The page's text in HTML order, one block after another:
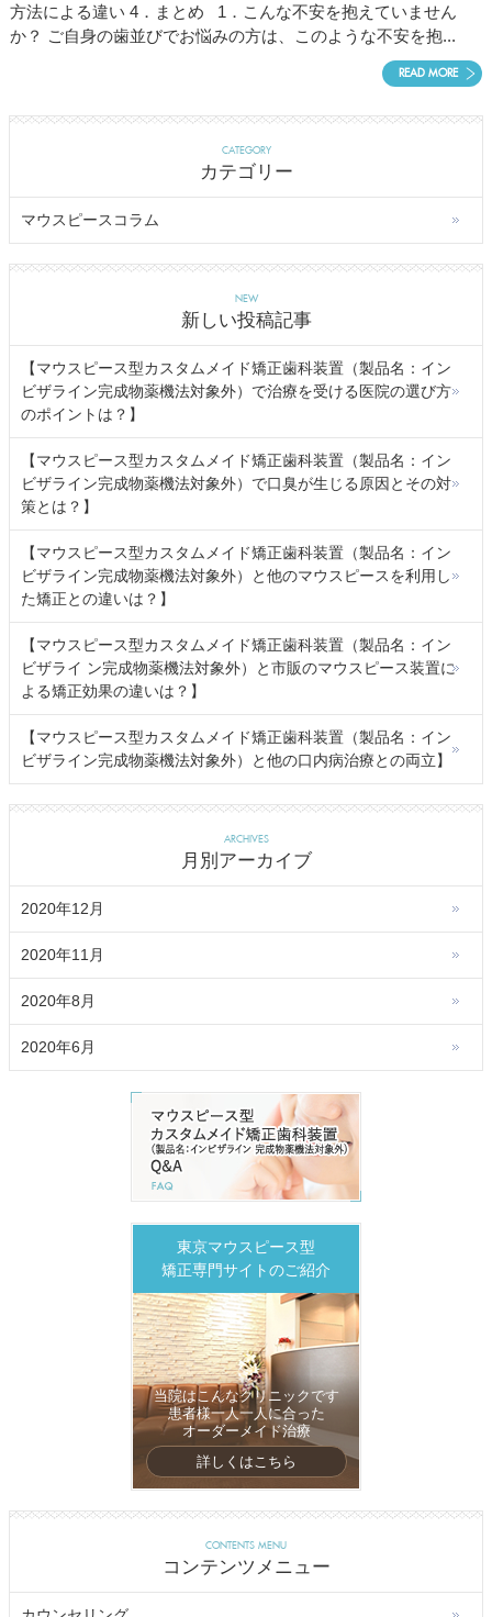
方法による違い 4．まとめ 1．こんな不安を抱えていません
か？ ご自身の歯並びでお悩みの方は、このような不安を抱...
READ MORE
CATEGORY
カテゴリー
マウスピースコラム
NEW
新しい投稿記事
【マウスピース型カスタムメイド矯正歯科装置（製品名：イン
ビザライン完成物薬機法対象外）で治療を受ける医院の選び方
のポイントは？】
【マウスピース型カスタムメイド矯正歯科装置（製品名：イン
ビザライン完成物薬機法対象外）で口臭が生じる原因とその対
策とは？】
【マウスピース型カスタムメイド矯正歯科装置（製品名：イン
ビザライン完成物薬機法対象外）と他のマウスピースを利用し
た矯正との違いは？】
【マウスピース型カスタムメイド矯正歯科装置（製品名：イン
ビザライ ン完成物薬機法対象外）と市販のマウスピース装置に
よる矯正効果の違いは？】
【マウスピース型カスタムメイド矯正歯科装置（製品名：イン
ビザライン完成物薬機法対象外）と他の口内病治療との両立】
ARCHIVES
月別アーカイブ
2020年12月
2020年11月
2020年8月
2020年6月
東京マウスピース型
矯正専門サイトのご紹介
当院はこんなクリニックです
患者様一人一人に合った
オーダーメイド治療
詳しくはこちら
CONTENTS MENU
コンテンツメニュー